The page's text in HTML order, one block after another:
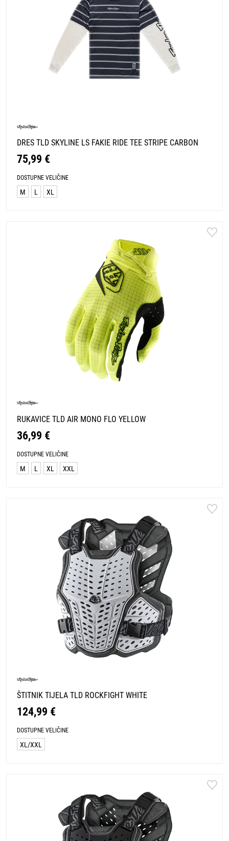
DRES TLD SKYLINE LS FAKIE RIDE TEE STRIPE CARBON
75,99 €
DOSTUPNE VELIČINE
M L XL
RUKAVICE TLD AIR MONO FLO YELLOW
36,99 €
DOSTUPNE VELIČINE
M L XL XXL
ŠTITNIK TIJELA TLD ROCKFIGHT WHITE
124,99 €
DOSTUPNE VELIČINE
XL/XXL